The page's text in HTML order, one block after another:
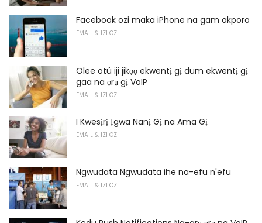
Facebook ozi maka iPhone na gam akporo
EMAIL & IZI OZI
Olee otú iji jikọọ ekwentị gị dum ekwentị gị
gaa na ọrụ gị VoIP
EMAIL & IZI OZI
I Kwesịrị Ịgwa Nanị Gị na Ama Gị
EMAIL & IZI OZI
Ngwudata Ngwudata ihe na-efu n'efu
EMAIL & IZI OZI